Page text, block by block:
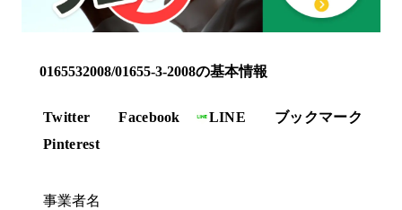
0165532008/01655-3-2008の基本情報
Twitter Facebook LINE
ブックマーク
Pinterest
事業者名